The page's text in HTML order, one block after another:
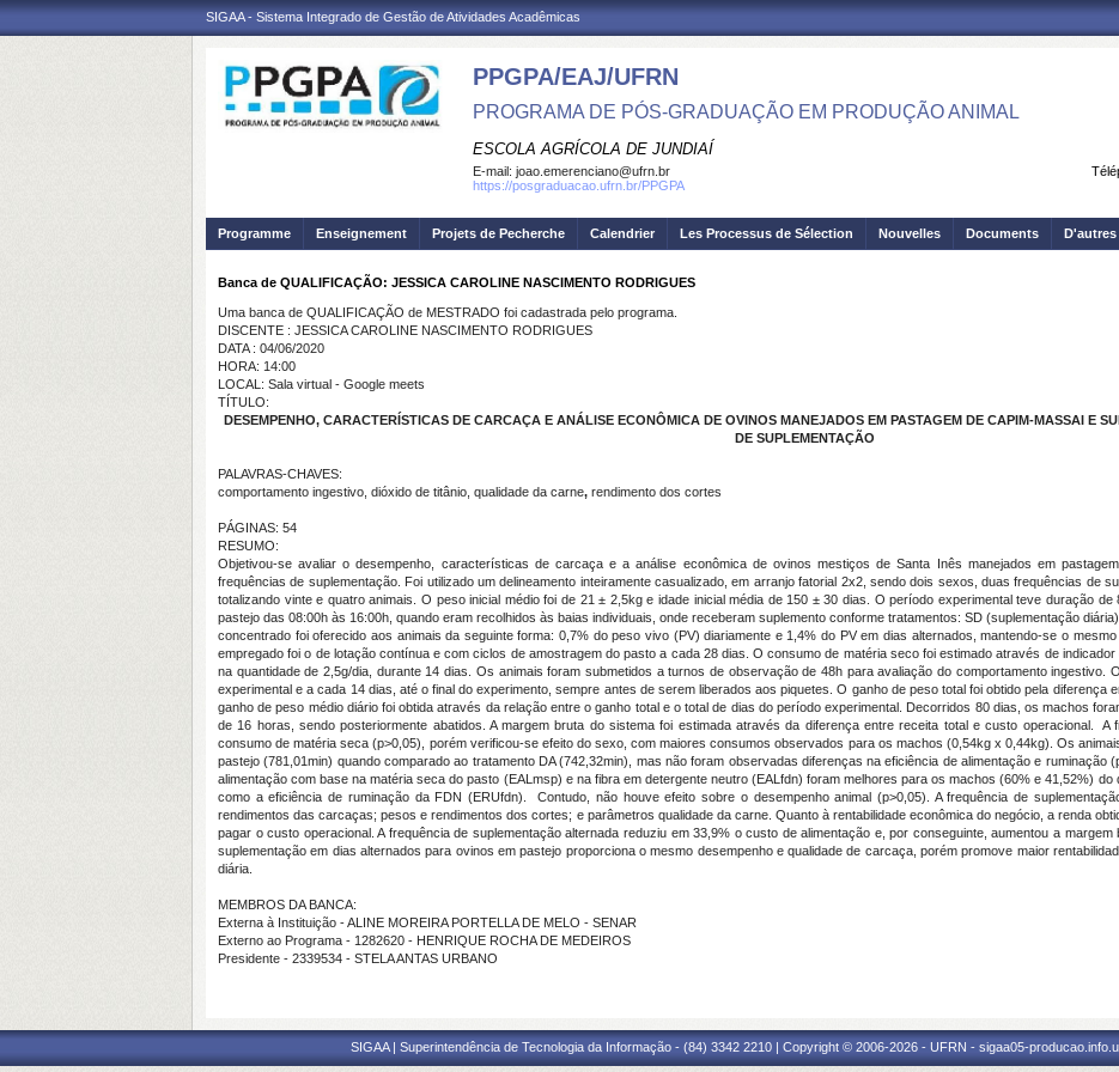
SIGAA - Sistema Integrado de Gestão de Atividades Acadêmicas
PPGPA/EAJ/UFRN
PROGRAMA DE PÓS-GRADUAÇÃO EM PRODUÇÃO ANIMAL
ESCOLA AGRÍCOLA DE JUNDIAÍ
E-mail: joao.emerenciano@ufrn.br
https://posgraduacao.ufrn.br/PPGPA
Programme Enseignement Projets de Pecherche Calendrier Les Processus de Sélection Nouvelles Documents
Banca de QUALIFICAÇÃO: JESSICA CAROLINE NASCIMENTO RODRIGUES
Uma banca de QUALIFICAÇÃO de MESTRADO foi cadastrada pelo programa.
DISCENTE : JESSICA CAROLINE NASCIMENTO RODRIGUES
DATA : 04/06/2020
HORA: 14:00
LOCAL: Sala virtual - Google meets
TÍTULO:
DESEMPENHO, CARACTERÍSTICAS DE CARCAÇA E ANÁLISE ECONÔMICA DE OVINOS MANEJADOS EM PASTAGEM DE CAPIM-MASSAI E
DE SUPLEMENTAÇÃO
PALAVRAS-CHAVES:
comportamento ingestivo, dióxido de titânio, qualidade da carne, rendimento dos cortes
PÁGINAS: 54
RESUMO:
Objetivou-se avaliar o desempenho, características de carcaça e a análise econômica de ovinos mestiços de Santa Inês manejados em
frequências de suplementação. Foi utilizado um delineamento inteiramente casualizado, em arranjo fatorial 2x2, sendo dois sexos, duas frequências de
totalizando vinte e quatro animais. O peso inicial médio foi de 21 ± 2,5kg e idade inicial média de 150 ± 30 dias. O período experimental teve duração
pastejo das 08:00h às 16:00h, quando eram recolhidos às baias individuais, onde receberam suplemento conforme tratamentos: SD (suplementação
concentrado foi oferecido aos animais da seguinte forma: 0,7% do peso vivo (PV) diariamente e 1,4% do PV em dias alternados, mantendo-se o
empregado foi o de lotação contínua e com ciclos de amostragem do pasto a cada 28 dias. O consumo de matéria seco foi estimado através de
na quantidade de 2,5g/dia, durante 14 dias. Os animais foram submetidos a turnos de observação de 48h para avaliação do comportamento ingestivo.
experimental e a cada 14 dias, até o final do experimento, sempre antes de serem liberados aos piquetes. O ganho de peso total foi obtido pela diferença
ganho de peso médio diário foi obtida através da relação entre o ganho total e o total de dias do período experimental. Decorridos 80 dias, os machos
de 16 horas, sendo posteriormente abatidos. A margem bruta do sistema foi estimada através da diferença entre receita total e custo operacional. A
consumo de matéria seca (p>0,05), porém verificou-se efeito do sexo, com maiores consumos observados para os machos (0,54kg x 0,44kg). Os
pastejo (781,01min) quando comparado ao tratamento DA (742,32min), mas não foram observadas diferenças na eficiência de alimentação e ruminação
alimentação com base na matéria seca do pasto (EALmsp) e na fibra em detergente neutro (EALfdn) foram melhores para os machos (60% e 41,52%)
como a eficiência de ruminação da FDN (ERUfdn). Contudo, não houve efeito sobre o desempenho animal (p>0,05). A frequência de
rendimentos das carcaças; pesos e rendimentos dos cortes; e parâmetros qualidade da carne. Quanto à rentabilidade econômica do negócio, a renda
pagar o custo operacional. A frequência de suplementação alternada reduziu em 33,9% o custo de alimentação e, por conseguinte, aumentou a
suplementação em dias alternados para ovinos em pastejo proporciona o mesmo desempenho e qualidade de carcaça, porém promove maior
diária.
MEMBROS DA BANCA:
Externa à Instituição - ALINE MOREIRA PORTELLA DE MELO - SENAR
Externo ao Programa - 1282620 - HENRIQUE ROCHA DE MEDEIROS
Presidente - 2339534 - STELA ANTAS URBANO
SIGAA | Superintendência de Tecnologia da Informação - (84) 3342 2210 | Copyright © 2006-2026 - UFRN - sigaa05-